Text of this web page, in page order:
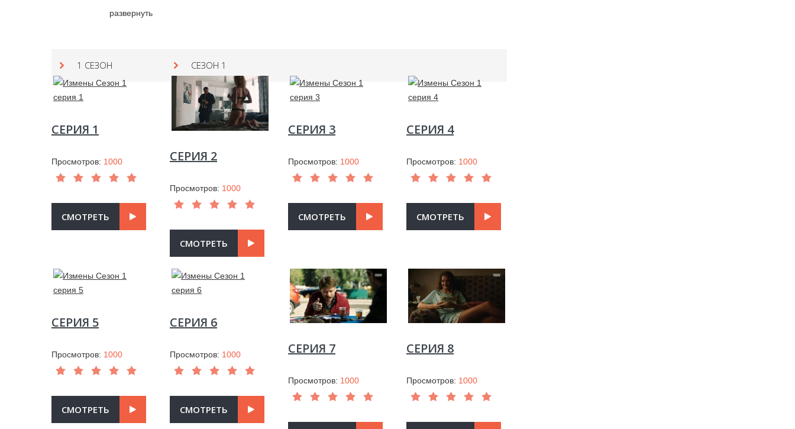
жизнь в праведном браке крайней скучна. Это сериал о людях, которые изменяют, и о том, что с
развернуть
1 СЕЗОН СЕЗОН 1
СЕРИЯ 1
Просмотров: 1000
СМОТРЕТЬ
СЕРИЯ 2
Просмотров: 1000
СМОТРЕТЬ
СЕРИЯ 3
Просмотров: 1000
СМОТРЕТЬ
СЕРИЯ 4
Просмотров: 1000
СМОТРЕТЬ
СЕРИЯ 5
Просмотров: 1000
СМОТРЕТЬ
СЕРИЯ 6
Просмотров: 1000
СМОТРЕТЬ
СЕРИЯ 7
Просмотров: 1000
СЕРИЯ 8
Просмотров: 1000